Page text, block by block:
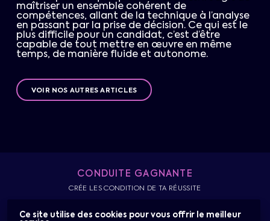
maîtriser un ensemble cohérent de
compétences, allant de la technique à l’analyse
en passant par la prise de décision. Ce qui est le
plus difficile pour un candidat, c’est d’être
capable de tout mettre en œuvre en même
temps, de manière fluide et autonome.
VOIR NOS AUTRES ARTICLES
Ce site utilise des cookies pour vous offrir le meilleur
CONDUITE GAGNANTE
CRÉE LES CONDITION DE TA RÉUSSITE